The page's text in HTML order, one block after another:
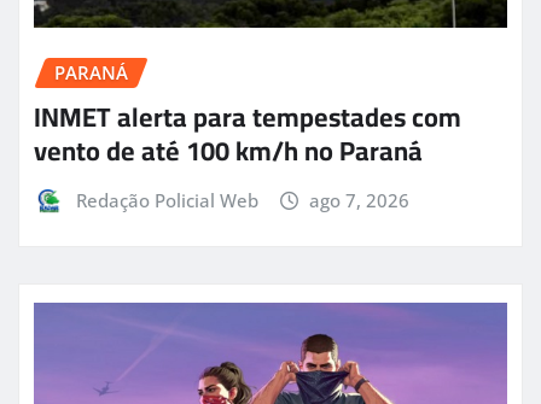
PARANÁ
INMET alerta para tempestades com
vento de até 100 km/h no Paraná
Redação Policial Web ago 7, 2026